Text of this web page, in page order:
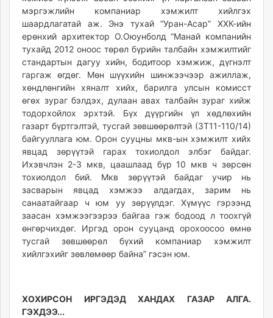
мэргэжлийн компаниар хэмжилт хийлгэх
шаардлагатай аж. Энэ тухай “Уран-Асар” ХХК-ийн
ерөнхий архитектор О.Оюунболд “Манай компанийн
тухайд 2012 оноос төрөл бүрийн талбайн хэмжилтийг
стандартын дагуу хийн, бодитоор хэмжиж, дүгнэлт
гаргаж өгдөг. Мөн шүүхийн шинжээчээр ажиллаж,
хөндлөнгийн хяналт хийх, барилга улсын комисст
өгөх зураг бэлдэх, дулаан авах талбайн зураг хийж
тодорхойлох эрхтэй. Бүх дүүргийн үл хөдлөхийн
газарт бүртгэлтэй, тусгай зөвшөөрөлтэй (ЗТ11-110/14)
байгууллага юм. Орон сууцны мкв-ын хэмжилт хийх
явцад зөрүүтэй гарах тохиолдол элбэг байдаг.
Ихэвчлэн 2-3 мкв, цаашлаад бүр 10 мкв ч зөрсөн
тохиолдол бий. Мкв зөрүүтэй байдаг учир нь
засварын явцад хэмжээ алдагдах, зарим нь
санаатайгаар ч юм уу зөрүүлдэг. Хүмүүс гэрээнд
заасан хэмжээгээрээ байгаа гэж бодоод л тоохгүй
өнгөрчихдөг. Иргэд орон сууцанд орохоосоо өмнө
тусгай зөвшөөрөл бүхий компаниар хэмжилт
хийлгэхийг зөвлөмөөр байна” гэсэн юм.
ХОХИРСОН ИРГЭДЭД ХАНДАХ ГАЗАР АЛГА.
ГЭХДЭЭ...